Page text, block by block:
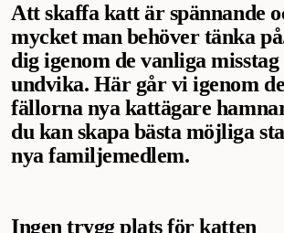
Att skaffa katt är spännande
mycket man behöver tänka
dig igenom de vanliga
undvika. Här går vi igenom
fällorna nya kattägare
du kan skapa bästa möjliga
nya familjemedlem.
Ingen trygg plats för katten